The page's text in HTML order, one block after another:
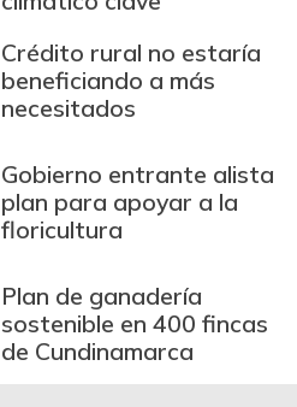
Crédito rural no estaría
beneficiando a más
necesitados
Gobierno entrante alista
plan para apoyar a la
floricultura
Plan de ganadería
sostenible en 400 fincas
de Cundinamarca